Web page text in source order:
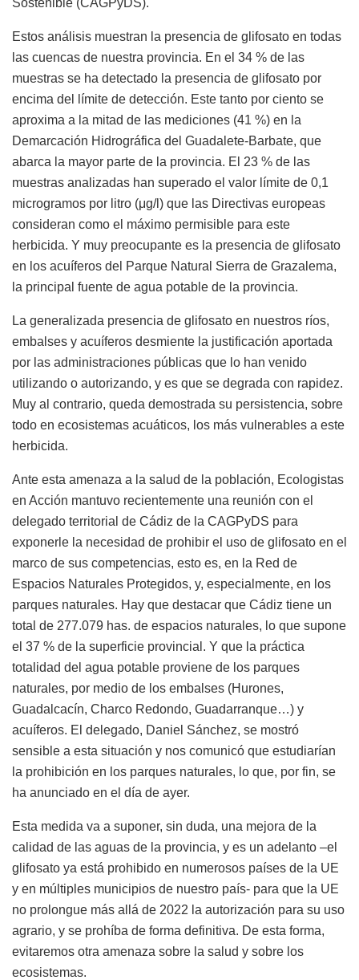
Estos análisis muestran la presencia de glifosato en todas
las cuencas de nuestra provincia. En el 34 % de las
muestras se ha detectado la presencia de glifosato por
encima del límite de detección. Este tanto por ciento se
aproxima a la mitad de las mediciones (41 %) en la
Demarcación Hidrográfica del Guadalete-Barbate, que
abarca la mayor parte de la provincia. El 23 % de las
muestras analizadas han superado el valor límite de 0,1
microgramos por litro (μg/l) que las Directivas europeas
consideran como el máximo permisible para este
herbicida. Y muy preocupante es la presencia de glifosato
en los acuíferos del Parque Natural Sierra de Grazalema,
la principal fuente de agua potable de la provincia.
La generalizada presencia de glifosato en nuestros ríos,
embalses y acuíferos desmiente la justificación aportada
por las administraciones públicas que lo han venido
utilizando o autorizando, y es que se degrada con rapidez.
Muy al contrario, queda demostrada su persistencia, sobre
todo en ecosistemas acuáticos, los más vulnerables a este
herbicida.
Ante esta amenaza a la salud de la población, Ecologistas
en Acción mantuvo recientemente una reunión con el
delegado territorial de Cádiz de la CAGPyDS para
exponerle la necesidad de prohibir el uso de glifosato en el
marco de sus competencias, esto es, en la Red de
Espacios Naturales Protegidos, y, especialmente, en los
parques naturales. Hay que destacar que Cádiz tiene un
total de 277.079 has. de espacios naturales, lo que supone
el 37 % de la superficie provincial. Y que la práctica
totalidad del agua potable proviene de los parques
naturales, por medio de los embalses (Hurones,
Guadalcacín, Charco Redondo, Guadarranque…) y
acuíferos. El delegado, Daniel Sánchez, se mostró
sensible a esta situación y nos comunicó que estudiarían
la prohibición en los parques naturales, lo que, por fin, se
ha anunciado en el día de ayer.
Esta medida va a suponer, sin duda, una mejora de la
calidad de las aguas de la provincia, y es un adelanto –el
glifosato ya está prohibido en numerosos países de la UE
y en múltiples municipios de nuestro país- para que la UE
no prolongue más allá de 2022 la autorización para su uso
agrario, y se prohíba de forma definitiva. De esta forma,
evitaremos otra amenaza sobre la salud y sobre los
ecosistemas.